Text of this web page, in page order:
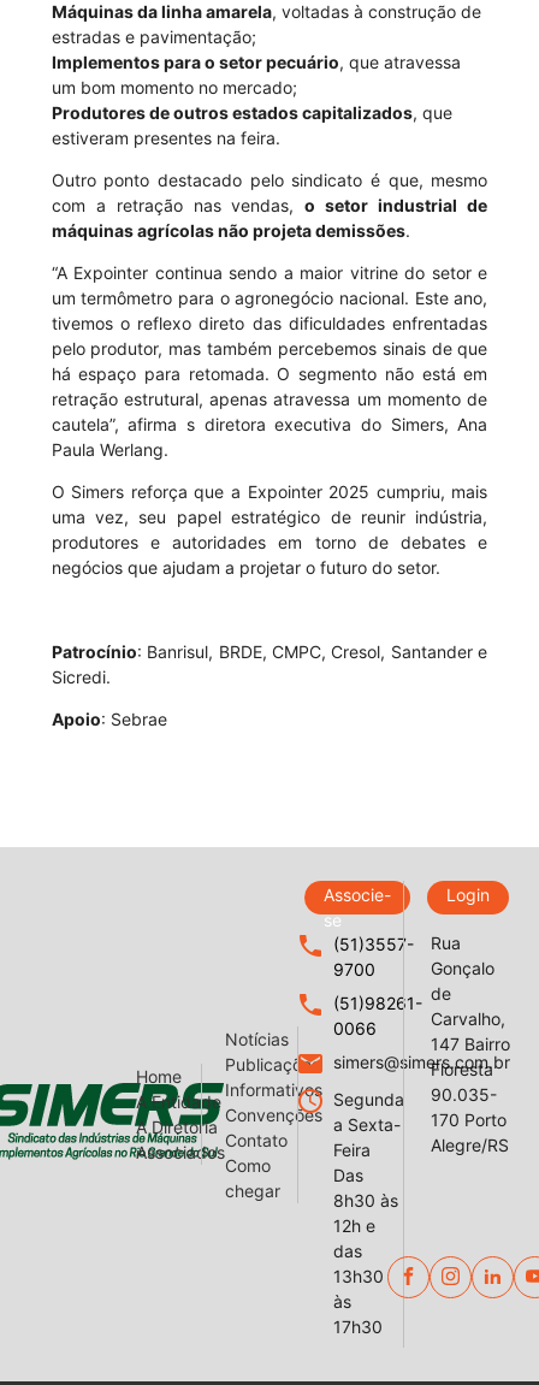
Máquinas da linha amarela, voltadas à construção de
estradas e pavimentação;
Implementos para o setor pecuário, que atravessa
um bom momento no mercado;
Produtores de outros estados capitalizados, que
estiveram presentes na feira.
Outro ponto destacado pelo sindicato é que, mesmo
com a retração nas vendas,o setor industrial de
máquinas agrícolas não projeta demissões.
“A Expointer continua sendo a maior vitrine do setor e
um termômetro para o agronegócio nacional. Este ano,
tivemos o reflexo direto das dificuldades enfrentadas
pelo produtor, mas também percebemos sinais de que
há espaço para retomada. O segmento não está em
retração estrutural, apenas atravessa um momento de
cautela”, afirma s diretora executiva do Simers, Ana
Paula Werlang.
O Simers reforça que a Expointer 2025 cumpriu, mais
uma vez, seu papel estratégico de reunir indústria,
produtores e autoridades em torno de debates e
negócios que ajudam a projetar o futuro do setor.
Patrocínio: Banrisul, BRDE, CMPC, Cresol, Santander e
Sicredi.
Apoio: Sebrae
Home
A Entidade
A Diretoria
Associados
Notícias
Publicações
Informativos
Convenções
Contato
Como
chegar
Associe-
se
Login
local_phone
(51)3557-
9700
local_phone
(51)98261-
0066
email simers@simers.com.br
query_builder Segunda
a Sexta-
Feira
Das
8h30 às
12h e
das
13h30
às
17h30
Rua
Gonçalo
de
Carvalho,
147 Bairro
Floresta
90.035-
170 Porto
Alegre/RS